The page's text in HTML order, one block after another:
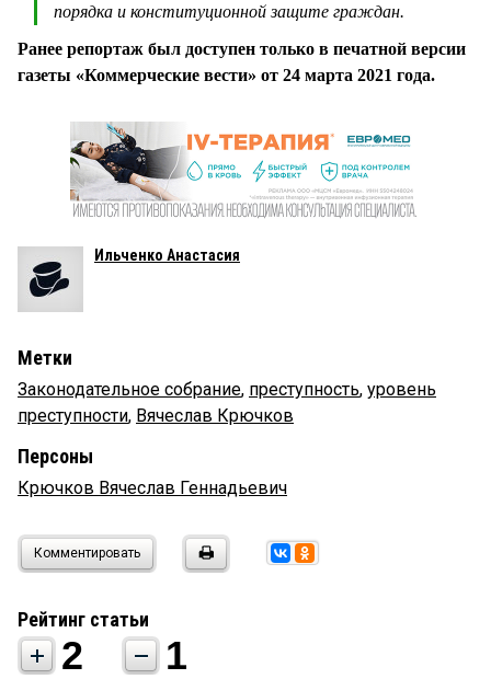
порядка и конституционной защите граждан.
Ранее репортаж был доступен только в печатной версии
газеты «Коммерческие вести» от 24 марта 2021 года.
Ильченко Анастасия
Метки
Законодательное собрание, преступность, уровень
преступности, Вячеслав Крючков
Персоны
Крючков Вячеслав Геннадьевич
Комментировать
Рейтинг статьи
2 1